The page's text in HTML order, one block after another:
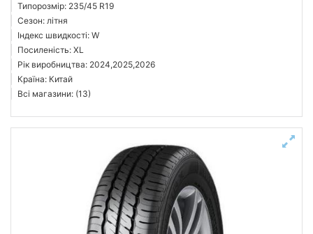
Типорозмір: 235/45 R19
Сезон: літня
Індекс швидкості: W
Посиленість: XL
Рік виробництва: 2024,2025,2026
Країна: Китай
Всі магазини: (13)
Скинути